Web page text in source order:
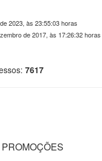
2023, às 23:55:03 horas
de 2017, às 17:26:32 horas
7617